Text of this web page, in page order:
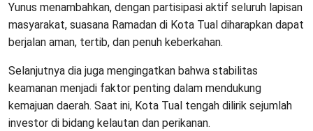
Yunus menambahkan, dengan partisipasi aktif seluruh lapisan
masyarakat, suasana Ramadan di Kota Tual diharapkan dapat
berjalan aman, tertib, dan penuh keberkahan.
Selanjutnya dia juga mengingatkan bahwa stabilitas
keamanan menjadi faktor penting dalam mendukung
kemajuan daerah. Saat ini, Kota Tual tengah dilirik sejumlah
investor di bidang kelautan dan perikanan.